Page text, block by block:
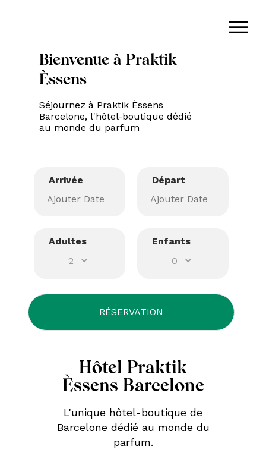
Bienvenue à Praktik
Èssens
Séjournez à Praktik Èssens
Barcelone, l'hôtel-boutique dédié
au monde du parfum
Arrivée Départ
Adultes Enfants
Hôtel Praktik
Èssens Barcelone
L'unique hôtel-boutique de
Barcelone dédié au monde du
parfum.